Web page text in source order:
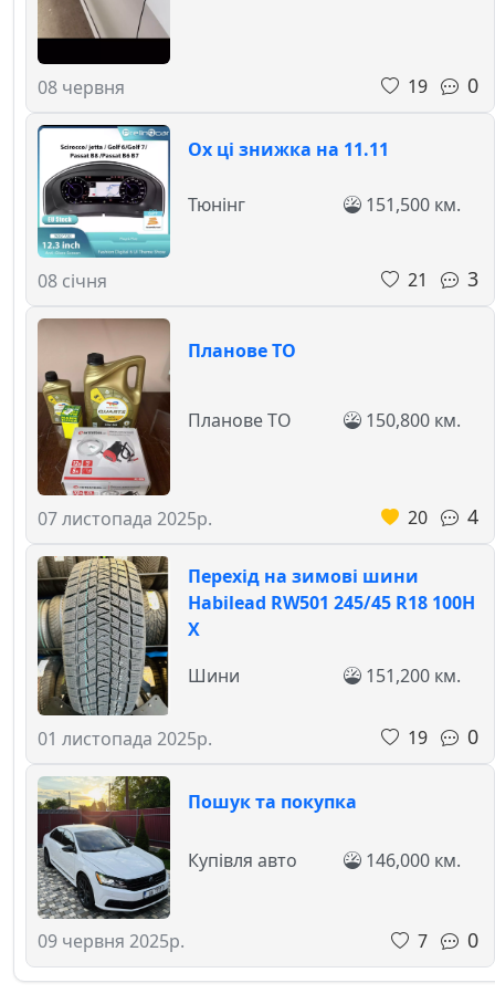
08 червня 19 0
Ох ці знижка на 11.11
08 січня
Тюнінг 151,500 км.
21 3
Планове ТО
07 листопада 2025р.
Планове ТО 150,800 км.
20 4
Перехід на зимові шини
Habilead RW501 245/45 R18 100H
X
01 листопада 2025р.
Шини 151,200 км.
19 0
Пошук та покупка
09 червня 2025р.
Купівля авто 146,000 км.
7 0